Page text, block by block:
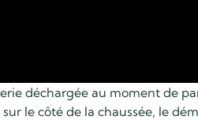
déchargée au moment de
le côté de la chaussée, le